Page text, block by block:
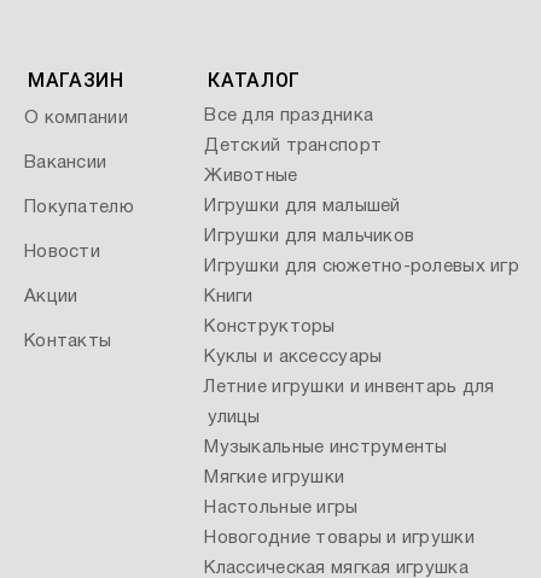
МАГАЗИН
О компании
Вакансии
Покупателю
Новости
Акции
Контакты
КАТАЛОГ
Все для праздника
Детский транспорт
Животные
Игрушки для малышей
Игрушки для мальчиков
Игрушки для сюжетно-ролевых игр
Книги
Конструкторы
Куклы и аксессуары
Летние игрушки и инвентарь для
улицы
Музыкальные инструменты
Мягкие игрушки
Настольные игры
Новогодние товары и игрушки
Классическая мягкая игрушка